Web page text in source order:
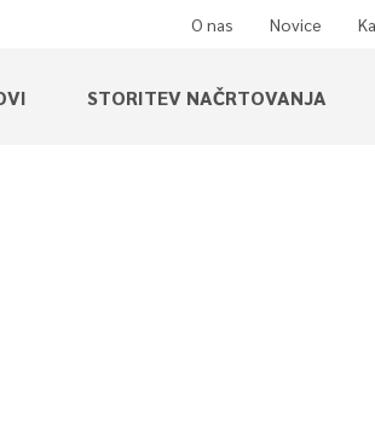
O nas Novice
STORITEV NAČRTOVANJA